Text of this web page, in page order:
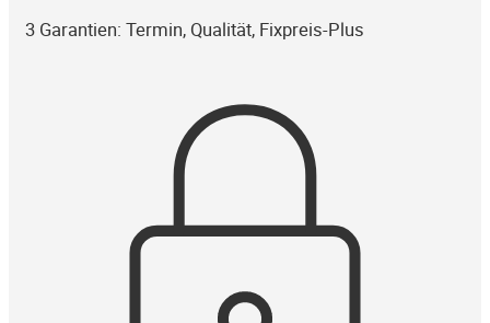
3 Garantien: Termin, Qualität, Fixpreis-Plus